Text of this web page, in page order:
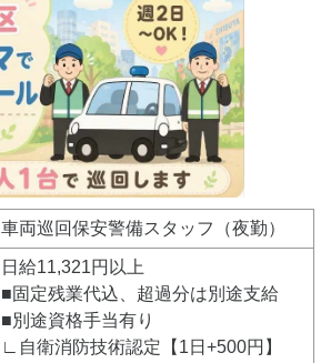
車両巡回保安警備スタッフ（夜勤）
日給11,321円以上
■固定残業代込、超過分は別途支給
■別途資格手当有り
∟自衛消防技術認定【1日+500円】